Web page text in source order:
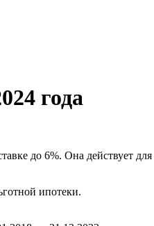
года
до 6%. Она действует
ипотеки.